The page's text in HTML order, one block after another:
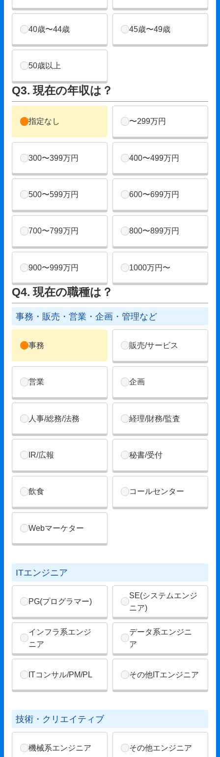
40歳〜44歳 45歳〜49歳
50歳以上
Q3. 現在の年収は？
指定なし 〜299万円
300〜399万円 400〜499万円
500〜599万円 600〜699万円
700〜799万円 800〜899万円
900〜999万円 1000万円〜
Q4. 現在の職種は？
事務・販売・営業・企画・管理など
事務 販売/サービス
営業 企画
人事/総務/法務 経理/財務/監査
IR/広報 秘書/受付
飲食 コールセンター
Webマーケター
ITエンジニア
PG(プログラマー)
SE(システムエンジ
ニア)
インフラ系エンジ
ニア
データ系エンジニ
ア
ITコンサル/PM/PL その他ITエンジニア
技術・クリエイティブ
機械系エンジニア その他エンジニア